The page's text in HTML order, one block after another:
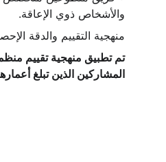
والأشخاص ذوي الإعاقة.
منهجية التقييم والدقة
تم تطبيق منهجية تقييم
المشاركين الذين تبلغ أعمارهم 16 عامًا